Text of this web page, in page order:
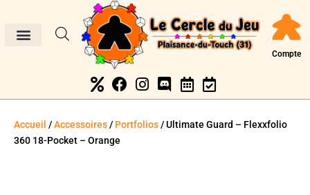
Compte
Accueil /Accessoires/ Portfolios/ Ultimate Guard – Flexxfolio
360 18-Pocket – Orange